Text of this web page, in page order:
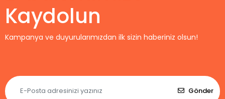
Kaydolun
Kampanya ve duyurularımızdan ilk sizin haberiniz olsun!
Gönder